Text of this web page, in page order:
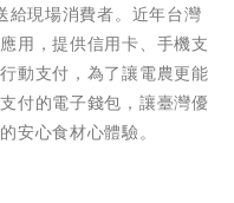
給現場消費者。近年台灣
用，提供信用卡、手機支
動支付，為了讓電農更能
付的電子錢包，讓臺灣優
安心食材心體驗。